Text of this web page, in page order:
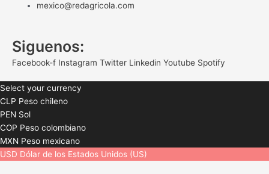
mexico@redagricola.com
Siguenos:
Facebook-f Instagram Twitter Linkedin Youtube Spotify
Select your currency
CLP Peso chileno
PEN Sol
COP Peso colombiano
MXN Peso mexicano
USD Dólar de los Estados Unidos (US)